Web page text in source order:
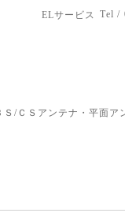
ELサービス Tel /
/ＣＳアンテナ・平面ア